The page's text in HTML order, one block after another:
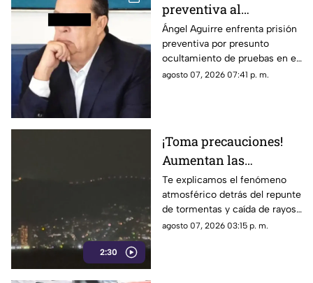
preventiva al
exgobernador Ángel
Aguirre por presunto
ocultamiento de
pruebas en el caso
Ángel Aguirre enfrenta prisión
preventiva por presunto
ocultamiento de pruebas en el
caso de los 43 normalistas de
agosto 07, 2026 07:41 p. m.
2:30
¡Toma precauciones!
Aumentan las
tormentas eléctricas y
lluvias intensas en
Acapulco
Te explicamos el fenómeno
atmosférico detrás del repunte
de tormentas y caída de rayos
en el puerto.
agosto 07, 2026 03:15 p. m.